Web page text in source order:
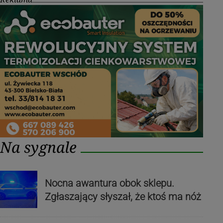
Na sygnale
Nocna awantura obok sklepu.
Zgłaszający słyszał, że ktoś ma nóż